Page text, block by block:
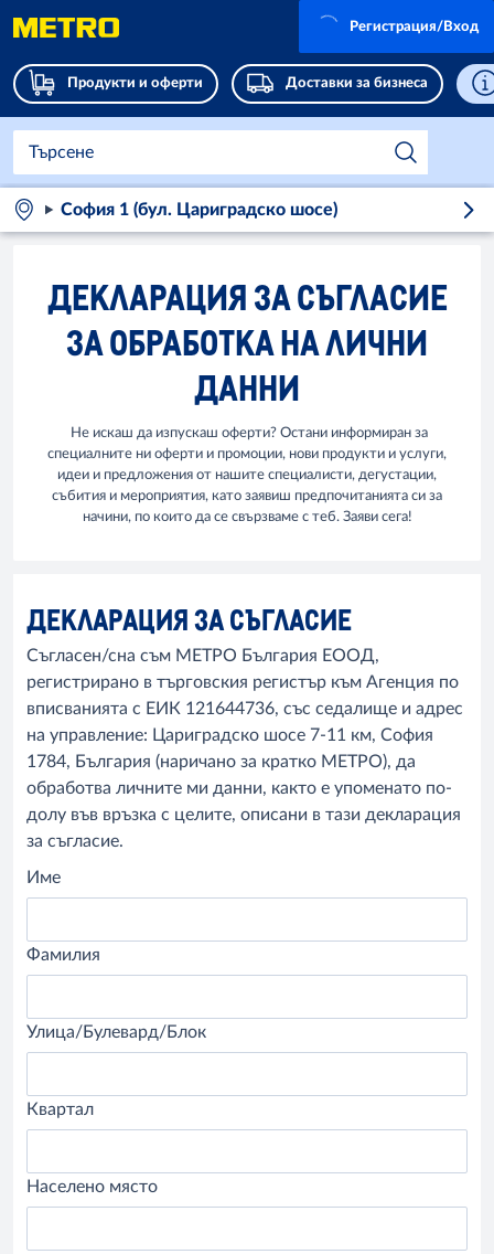
Продукти и оферти Доставки за бизнеса
Регистрация/Вход
София 1 (бул. Цариградско шосе)
ДЕКЛАРАЦИЯ ЗА СЪГЛАСИЕ
ЗА ОБРАБОТКА НА ЛИЧНИ
ДАННИ
Не искаш да изпускаш оферти? Остани информиран за
специалните ни оферти и промоции, нови продукти и услуги,
идеи и предложения от нашите специалисти, дегустации,
събития и мероприятия, като заявиш предпочитанията си за
начини, по които да се свързваме с теб. Заяви сега!
ДЕКЛАРАЦИЯ ЗА СЪГЛАСИЕ
Съгласен/сна съм МЕТРО България ЕООД,
регистрирано в търговския регистър към Агенция по
вписванията с ЕИК 121644736, със седалище и адрес
на управление: Цариградско шосе 7-11 км, София
1784, България (наричано за кратко МЕТРО), да
обработва личните ми данни, както е упоменато по-
долу във връзка с целите, описани в тази декларация
за съгласие.
Име
Фамилия
Улица/Булевард/Блок
Квартал
Населено място